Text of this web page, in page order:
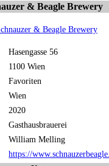
& Beagle Brewery
Hasengasse 56
1100 Wien
Favoriten
Wien
2020
Gasthausbrauerei
William Melling
https://